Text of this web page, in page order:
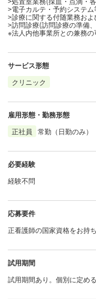
>電子カルテ・予約システム
>診療に関する付随業務お
>訪問診療(訪問診療の準備
※法人内他事業所との兼務の
サービス形態
クリニック
雇用形態・勤務形態
正社員
常勤（日勤のみ）
必要経験
経験不問
応募要件
正看護師の国家資格をお持
試用期間
試用期間あり。個別に定める